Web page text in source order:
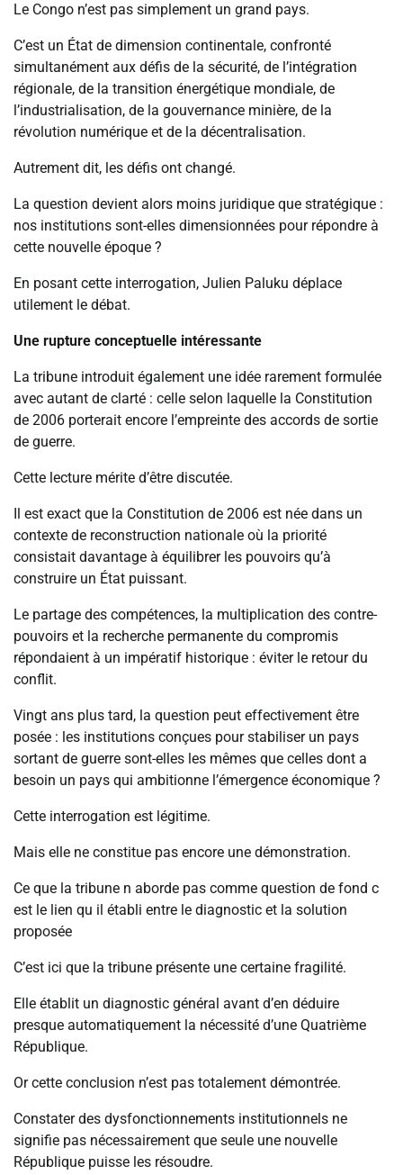
Le Congo n’est pas simplement un grand pays.
C’est un État de dimension continentale, confronté
simultanément aux défis de la sécurité, de l’intégration
régionale, de la transition énergétique mondiale, de
l’industrialisation, de la gouvernance minière, de la
révolution numérique et de la décentralisation.
Autrement dit, les défis ont changé.
La question devient alors moins juridique que stratégique :
nos institutions sont-elles dimensionnées pour répondre à
cette nouvelle époque ?
En posant cette interrogation, Julien Paluku déplace
utilement le débat.
Une rupture conceptuelle intéressante
La tribune introduit également une idée rarement formulée
avec autant de clarté : celle selon laquelle la Constitution
de 2006 porterait encore l’empreinte des accords de sortie
de guerre.
Cette lecture mérite d’être discutée.
Il est exact que la Constitution de 2006 est née dans un
contexte de reconstruction nationale où la priorité
consistait davantage à équilibrer les pouvoirs qu’à
construire un État puissant.
Le partage des compétences, la multiplication des contre-
pouvoirs et la recherche permanente du compromis
répondaient à un impératif historique : éviter le retour du
conflit.
Vingt ans plus tard, la question peut effectivement être
posée : les institutions conçues pour stabiliser un pays
sortant de guerre sont-elles les mêmes que celles dont a
besoin un pays qui ambitionne l’émergence économique ?
Cette interrogation est légitime.
Mais elle ne constitue pas encore une démonstration.
Ce que la tribune n aborde pas comme question de fond c
est le lien qu il établi entre le diagnostic et la solution
proposée
C’est ici que la tribune présente une certaine fragilité.
Elle établit un diagnostic général avant d’en déduire
presque automatiquement la nécessité d’une Quatrième
République.
Or cette conclusion n’est pas totalement démontrée.
Constater des dysfonctionnements institutionnels ne
signifie pas nécessairement que seule une nouvelle
République puisse les résoudre.